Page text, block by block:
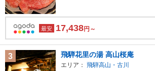
最安 17,438円～
3 飛騨花里の湯 高山桜庵
エリア： 飛騨高山・古川